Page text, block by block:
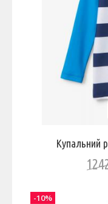
Купальний
-10%